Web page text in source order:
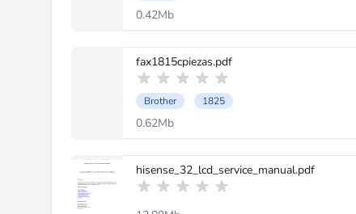
0.42Mb
fax1815cpiezas.pdf
Brother 1825
0.62Mb
hisense_32_lcd_service_manual.pdf